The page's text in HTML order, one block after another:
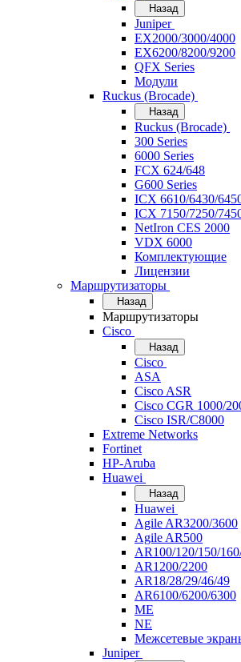
Назад
Juniper
EX2000/3000/4000
EX6200/8200/9200
QFX Series
Модули
Ruckus (Brocade)
Назад
Ruckus (Brocade)
300 Series
6000 Series
FCX 624/648
G600 Series
ICX 6610/6430/
ICX 7150/7250/
NetIron CES 2000
VDX 6000
Комплектующие
Лицензии
Маршрутизаторы
Назад
Маршрутизаторы
Cisco
Назад
Cisco
ASA
Cisco ASR
Cisco CGR 1000/
Cisco ISR/С8000
Extreme Networks
Fortinet
HP-Aruba
Huawei
Назад
Huawei
Agile AR3200/3600
Agile AR500
AR100/120/150/
AR1200/2200
AR18/28/29/46/49
AR6100/6200/6300
ME
NE
Межсетевые
Juniper